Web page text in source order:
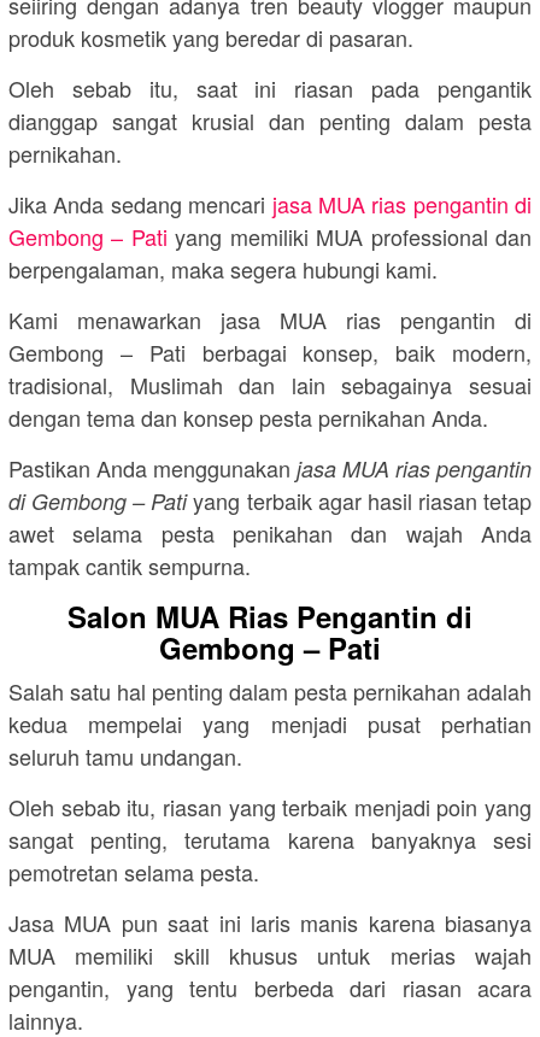
produk kosmetik yang beredar di pasaran.
Oleh sebab itu, saat ini riasan pada pengantik
dianggap sangat krusial dan penting dalam pesta
pernikahan.
Jika Anda sedang mencari jasa MUA rias pengantin di
Gembong – Pati yang memiliki MUA professional dan
berpengalaman, maka segera hubungi kami.
Kami menawarkan jasa MUA rias pengantin di
Gembong – Pati berbagai konsep, baik modern,
tradisional, Muslimah dan lain sebagainya sesuai
dengan tema dan konsep pesta pernikahan Anda.
Pastikan Anda menggunakan jasa MUA rias pengantin
di Gembong – Patiyang terbaik agar hasil riasan tetap
awet selama pesta penikahan dan wajah Anda
tampak cantik sempurna.
Salon MUA Rias Pengantin di
Gembong – Pati
Salah satu hal penting dalam pesta pernikahan adalah
kedua mempelai yang menjadi pusat perhatian
seluruh tamu undangan.
Oleh sebab itu, riasan yang terbaik menjadi poin yang
sangat penting, terutama karena banyaknya sesi
pemotretan selama pesta.
Jasa MUA pun saat ini laris manis karena biasanya
MUA memiliki skill khusus untuk merias wajah
pengantin, yang tentu berbeda dari riasan acara
lainnya.